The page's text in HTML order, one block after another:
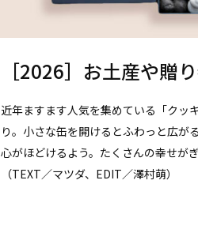
［2026］お土産や贈
近年ますます人気を集めている「クッ
り。小さな缶を開けるとふわっと広が
心がほどけるよう。たくさんの幸せが
（TEXT／マツダ、EDIT／澤村萌）